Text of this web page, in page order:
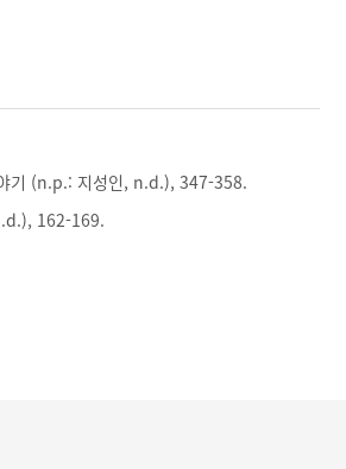
기 (n.p.: 지성인, n.d.), 347-358.
162-169.